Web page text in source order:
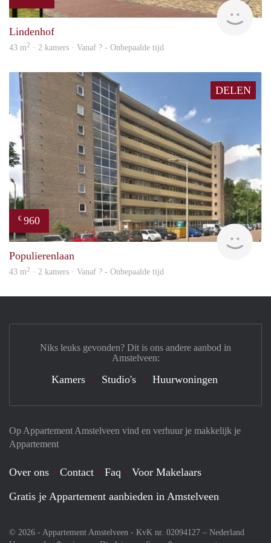
Lindenhof
43 m2 · 2 kamers · Vanaf ? - Onbepaalde tijd
DELEN
€ 960
Populierenlaan
43 m2 · 2 kamers · Vanaf ? - Onbepaalde tijd
Op Appartement Amstelveen vind en verhuur je makkelijk je
Appartement
Over ons Contact Faq
Voor Makelaars
Gratis je Appartement aanbieden in Amstelveen
© 2026 - Appartement Amstelveen - KvK nr. 02094127 – Nederland
Niks leuks gevonden? Dit is ons andere aanbod in
Amstelveen:
Kamers Studio's Huurwoningen